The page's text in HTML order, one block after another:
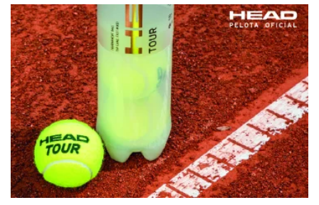
-
VILLANUEVA NAVARRO, G.
- ---
- ---
-